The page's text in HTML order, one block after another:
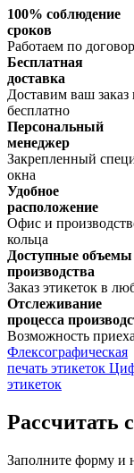
100% соблюдение
сроков
Работаем по
Бесплатная
доставка
Доставим ваш
бесплатно
Персональный
менеджер
Закрепленный
окна
Удобное
расположение
Офис и
кольца
Доступные объемы
производства
Заказ этикеток в
Отслеживание
процесса
Возможность
Флексографическая
печать этикеток
этикеток
Рассчитать
Заполните форму и